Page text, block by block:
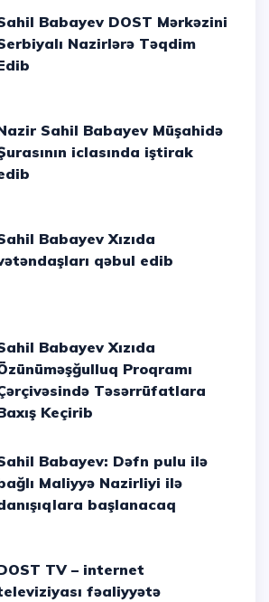
Mərkəzini
Nazirlərə Təqdim
Müşahidə
iclasında iştirak
Xızıda
qəbul edib
Xızıda
Proqramı
Təsərrüfatlara
Keçirib
pulu ilə
Maliyyə Nazirliyi ilə
başlanacaq
internet
fəaliyyətə